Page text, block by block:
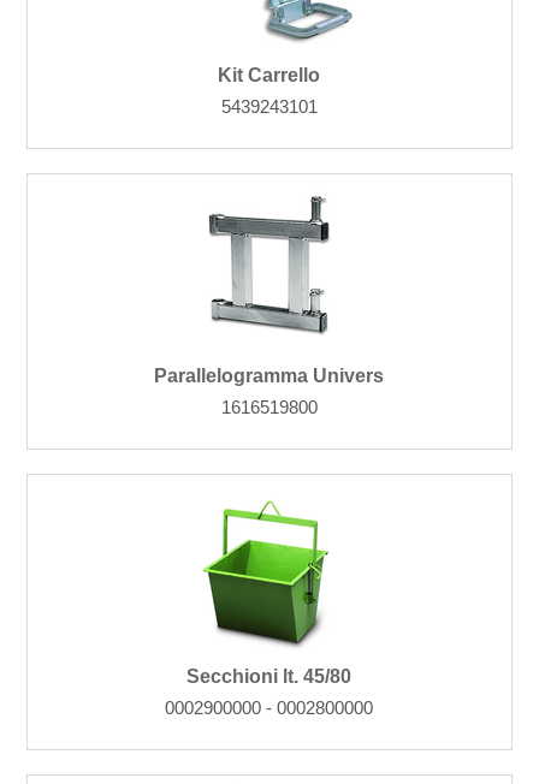
Kit Carrello
5439243101
Parallelogramma Univers
1616519800
Secchioni lt. 45/80
0002900000 - 0002800000